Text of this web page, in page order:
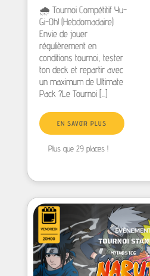
🌧️ Tournoi Compétitif Yu-
Gi-Oh! (Hebdomadaire)
Envie de jouer
régulièrement en
conditions tournoi, tester
ton deck et repartir avec
un maximum de Ultimate
Pack ?Le Tournoi [...]
EN SAVOIR PLUS
Plus que 29 places !